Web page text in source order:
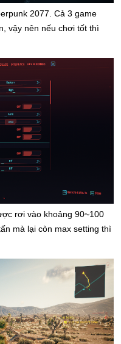
2077. Cả 3 game
vậy nên nếu chơi tốt thì
rơi vào khoảng 90~100
mà lại còn max setting thì